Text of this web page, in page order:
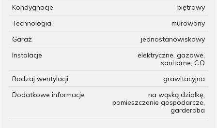
Kondygnacje
piętrowy
Technologia
murowany
Garaż
jednostanowiskowy
Instalacje
elektryczne, gazowe,
sanitarne, C.O
Rodzaj wentylacji
grawitacyjna
Dodatkowe informacje
na wąską działkę,
pomieszczenie gospodarcze,
garderoba